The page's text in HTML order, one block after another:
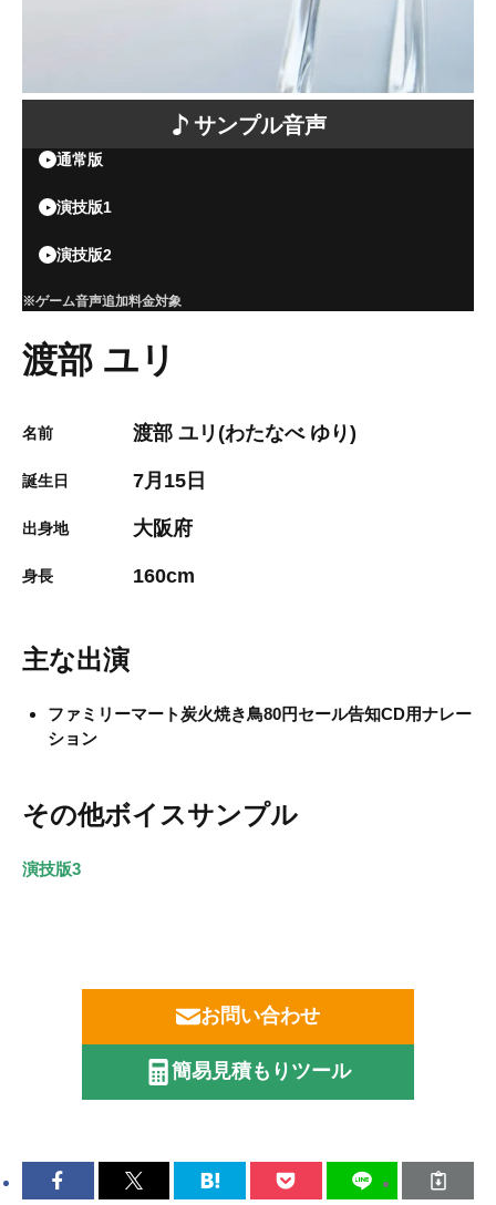
サンプル音声
通常版
演技版1
演技版2
※ゲーム音声追加料金対象
渡部 ユリ
名前 渡部 ユリ(わたなべ ゆり)
誕生日 7月15日
出身地 大阪府
身長 160cm
主な出演
ファミリーマート炭火焼き鳥80円セール告知CD用ナレー
ション
その他ボイスサンプル
演技版3
お問い合わせ
簡易見積もりツール